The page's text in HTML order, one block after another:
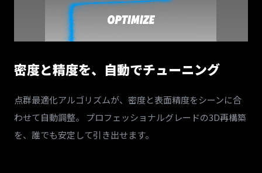
密度と精度を、自動でチューニング
点群最適化アルゴリズムが、密度と表面精度をシーンに合
わせて自動調整。 プロフェッショナルグレードの3D再構築
を、誰でも安定して引き出せます。